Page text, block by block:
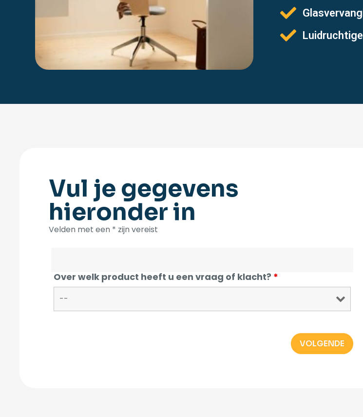
Vul je gegevens
hieronder in
Velden met een * zijn vereist
Over welk product heeft u een vraag of klacht? *